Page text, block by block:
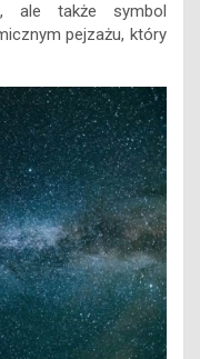
ale także symbol
pejzażu, który